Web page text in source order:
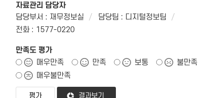
자료관리 담당자
담당부서 : 재무정보실
담당팀 : 디지털정보팀
전화 : 1577-0220
만족도 평가
매우만족
만족 보통
불만족
매우불만족
결과보기